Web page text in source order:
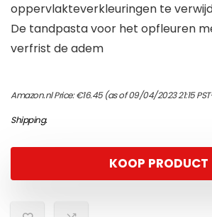
oppervlakteverkleuringen te
De tandpasta voor het opfleuren
verfrist de adem
Amazon.nl Price:€16.45(as of 09/04/2023 21:15
Shipping.
KOOP PRODUCT